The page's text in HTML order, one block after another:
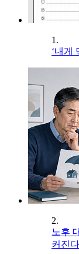
1.
‘내게
2.
노후
커진다